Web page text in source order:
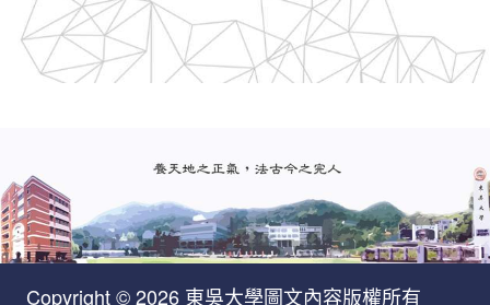
Copyright © 2026 東吳大學圖文內容版權所有